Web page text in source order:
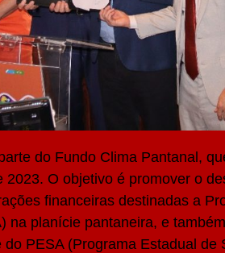
do Fundo Clima Pantanal,
2023. O objetivo é promover o
financeiras destinadas a
na planície pantaneira, e
PESA (Programa Estadual de